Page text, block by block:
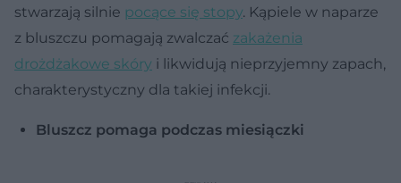
stwarzają silnie pocące się stopy. Kąpiele w naparze
z bluszczu pomagają zwalczać zakażenia
drożdżakowe skóry i likwidują nieprzyjemny zapach,
charakterystyczny dla takiej infekcji.
Bluszcz pomaga podczas miesiączki